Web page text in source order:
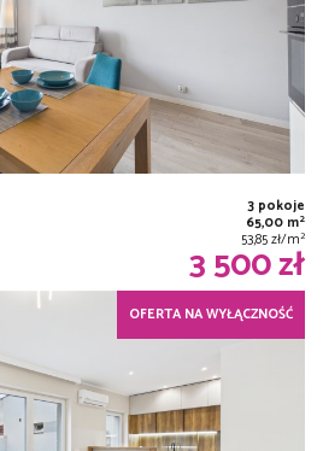
3 pokoje
65,00 m2
53,85 zł/m2
3 500 zł
OFERTA NA WYŁĄCZNOŚĆ